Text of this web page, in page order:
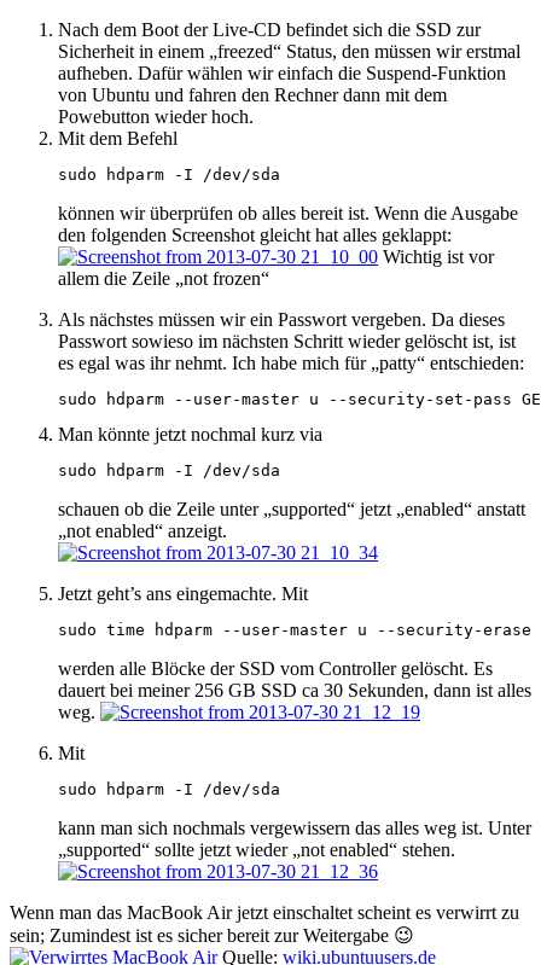
Nach dem Boot der Live-CD befindet sich die SSD zur
Sicherheit in einem „freezed“ Status, den müssen wir erstmal
aufheben. Dafür wählen wir einfach die Suspend-Funktion
von Ubuntu und fahren den Rechner dann mit dem
Powebutton wieder hoch.
Mit dem Befehl
sudo hdparm -I /dev/sda
können wir überprüfen ob alles bereit ist. Wenn die Ausgabe
den folgenden Screenshot gleicht hat alles geklappt:
Wichtig ist vor
allem die Zeile „not frozen“
Als nächstes müssen wir ein Passwort vergeben. Da dieses
Passwort sowieso im nächsten Schritt wieder gelöscht ist, ist
es egal was ihr nehmt. Ich habe mich für „patty“ entschieden:
sudo hdparm --user-master u --security-set-pass
Man könnte jetzt nochmal kurz via
sudo hdparm -I /dev/sda
schauen ob die Zeile unter „supported“ jetzt „enabled“ anstatt
„not enabled“ anzeigt.
Jetzt geht’s ans eingemachte. Mit
sudo time hdparm --user-master u --security-erase
werden alle Blöcke der SSD vom Controller gelöscht. Es
dauert bei meiner 256 GB SSD ca 30 Sekunden, dann ist alles
weg.
Mit
sudo hdparm -I /dev/sda
kann man sich nochmals vergewissern das alles weg ist. Unter
„supported“ sollte jetzt wieder „not enabled“ stehen.
Wenn man das MacBook Air jetzt einschaltet scheint es verwirrt zu
sein; Zumindest ist es sicher bereit zur Weitergabe 😉
Quelle: wiki.ubuntuusers.de